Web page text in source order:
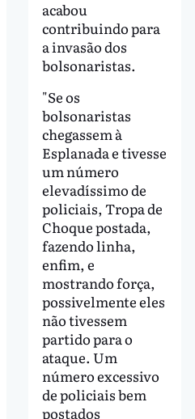
acabou
contribuindo para
a invasão dos
bolsonaristas.
"Se os
bolsonaristas
chegassem à
Esplanada e tivesse
um número
elevadíssimo de
policiais, Tropa de
Choque postada,
fazendo linha,
enfim, e
mostrando força,
possivelmente eles
não tivessem
partido para o
ataque. Um
número excessivo
de policiais bem
postados